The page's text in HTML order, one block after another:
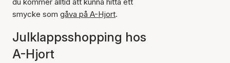
smycke som gåva på A-Hjort.
Julklappsshopping hos
A-Hjort